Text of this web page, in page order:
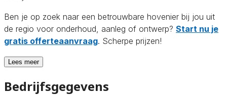
Ben je op zoek naar een betrouwbare hovenier bij jou uit
de regio voor onderhoud, aanleg of ontwerp? Start nu je
gratis offerteaanvraag. Scherpe prijzen!
Lees meer
Bedrijfsgegevens